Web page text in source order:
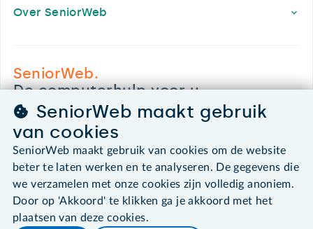
Over SeniorWeb
SeniorWeb.
De computerhulp voor u.
030 - 276 99 65
leden@seniorweb.nl
©2026 SeniorWeb
SeniorWeb maakt gebruik
van cookies
SeniorWeb maakt gebruik van cookies om de website
beter te laten werken en te analyseren. De gegevens die
we verzamelen met onze cookies zijn volledig anoniem.
Door op 'Akkoord' te klikken ga je akkoord met het
plaatsen van deze cookies.